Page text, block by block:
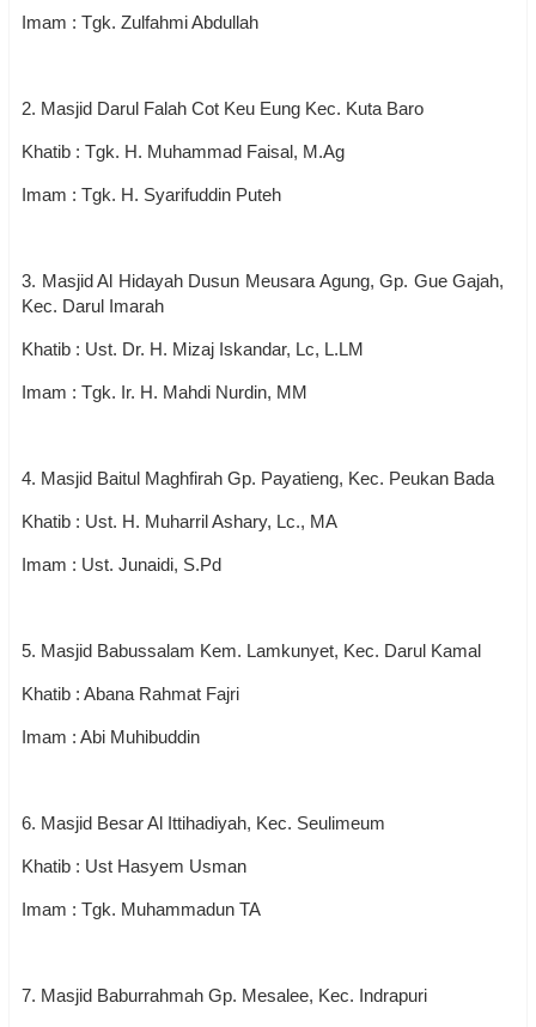
Imam : Tgk. Zulfahmi Abdullah
2. Masjid Darul Falah Cot Keu Eung Kec. Kuta Baro
Khatib : Tgk. H. Muhammad Faisal, M.Ag
Imam : Tgk. H. Syarifuddin Puteh
3. Masjid Al Hidayah Dusun Meusara Agung, Gp. Gue Gajah,
Kec. Darul Imarah
Khatib : Ust. Dr. H. Mizaj Iskandar, Lc, L.LM
Imam : Tgk. Ir. H. Mahdi Nurdin, MM
4. Masjid Baitul Maghfirah Gp. Payatieng, Kec. Peukan Bada
Khatib : Ust. H. Muharril Ashary, Lc., MA
Imam : Ust. Junaidi, S.Pd
5. Masjid Babussalam Kem. Lamkunyet, Kec. Darul Kamal
Khatib : Abana Rahmat Fajri
Imam : Abi Muhibuddin
6. Masjid Besar Al Ittihadiyah, Kec. Seulimeum
Khatib : Ust Hasyem Usman
Imam : Tgk. Muhammadun TA
7. Masjid Baburrahmah Gp. Mesalee, Kec. Indrapuri